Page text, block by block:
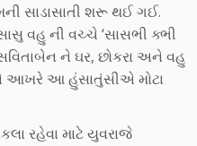
સાડાસાતી શરૂ થઈ ગઈ.
વહુ ની વચ્ચે ‘સાસભી ક્ભી
ને ઘર, છોકરા અને વહુ
આખરે આ હુંસાતુંસીએ મોટા
રહેવા માટે યુવરાજે